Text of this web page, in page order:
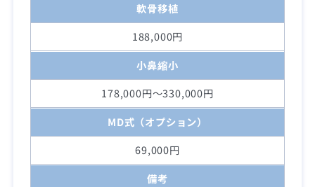
軟骨移植
188,000円
小鼻縮小
178,000円～330,000円
MD式（オプション）
69,000円
備考